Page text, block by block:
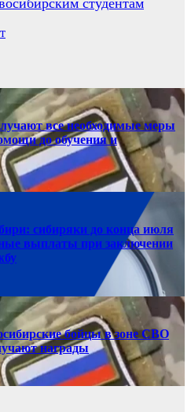
студентам
все необходимые меры
до обучения и
сибиряки до конца июля
выплаты при заключении
бойцы в зоне СВО
награды